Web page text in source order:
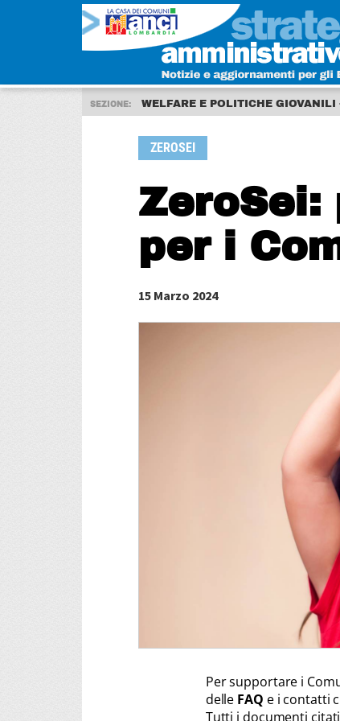
SEZIONE: WELFARE E POLITICHE GIOVANILI
ZEROSEI
ZeroSei:
per i
15 Marzo 2024
Per supportare i
delle FAQ e i contatti
Tutti i documenti